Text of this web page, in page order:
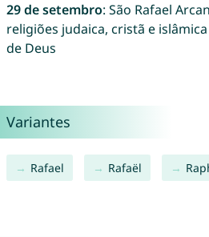
29 de setembro: São Rafael
religiões judaica, cristã e
de Deus
Variantes
Rafael Rafaël